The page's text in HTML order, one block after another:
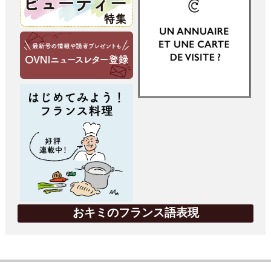
おキミのフランス語表現